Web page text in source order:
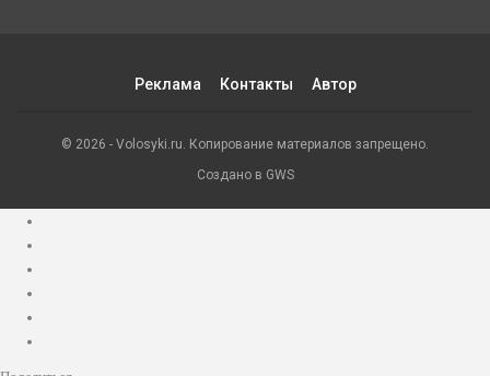
Реклама Контакты Автор
© 2026 - Volosyki.ru. Копирование материалов запрещено.
Создано в GWS